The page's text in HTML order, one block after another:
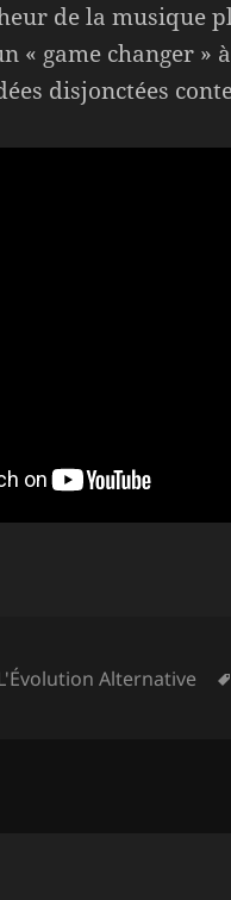
de la musique
« game changer »
disjonctées
Alternative